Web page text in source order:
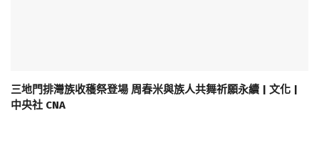
三地門排灣族收穫祭登場 周春米與族人共舞祈願永續 | 文化 |
中央社 CNA